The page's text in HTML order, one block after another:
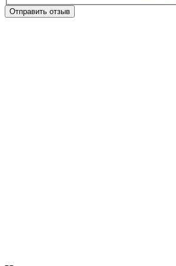
Отправить отзыв